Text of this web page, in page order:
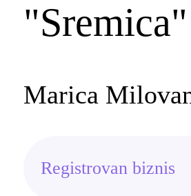
"Sremica"
Marica
Registrovan biznis